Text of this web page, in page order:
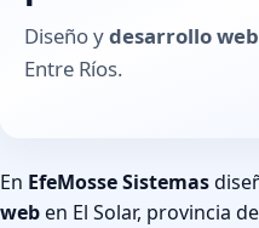
Diseño ydesarrollo web
Entre Ríos.
En EfeMosse Sistemas
weben El Solar, provincia